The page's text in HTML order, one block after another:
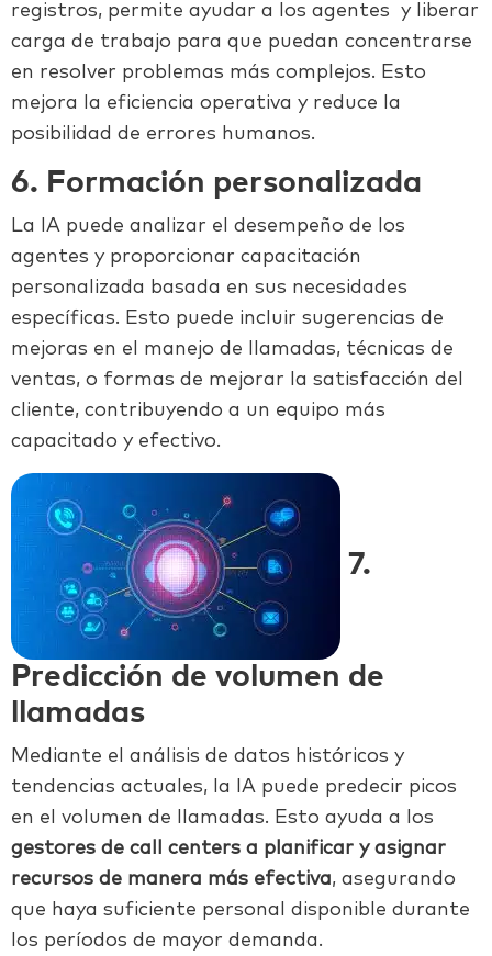
registros, permite ayudar a los agentes y liberar
carga de trabajo para que puedan concentrarse
en resolver problemas más complejos. Esto
mejora la eficiencia operativa y reduce la
posibilidad de errores humanos.
6. Formación personalizada
La IA puede analizar el desempeño de los
agentes y proporcionar capacitación
personalizada basada en sus necesidades
específicas. Esto puede incluir sugerencias de
mejoras en el manejo de llamadas, técnicas de
ventas, o formas de mejorar la satisfacción del
cliente, contribuyendo a un equipo más
capacitado y efectivo.
7.
Predicción de volumen de
llamadas
Mediante el análisis de datos históricos y
tendencias actuales, la IA puede predecir picos
en el volumen de llamadas. Esto ayuda a los
gestores de call centers a planificar y asignar
recursos de manera más efectiva, asegurando
que haya suficiente personal disponible durante
los períodos de mayor demanda.